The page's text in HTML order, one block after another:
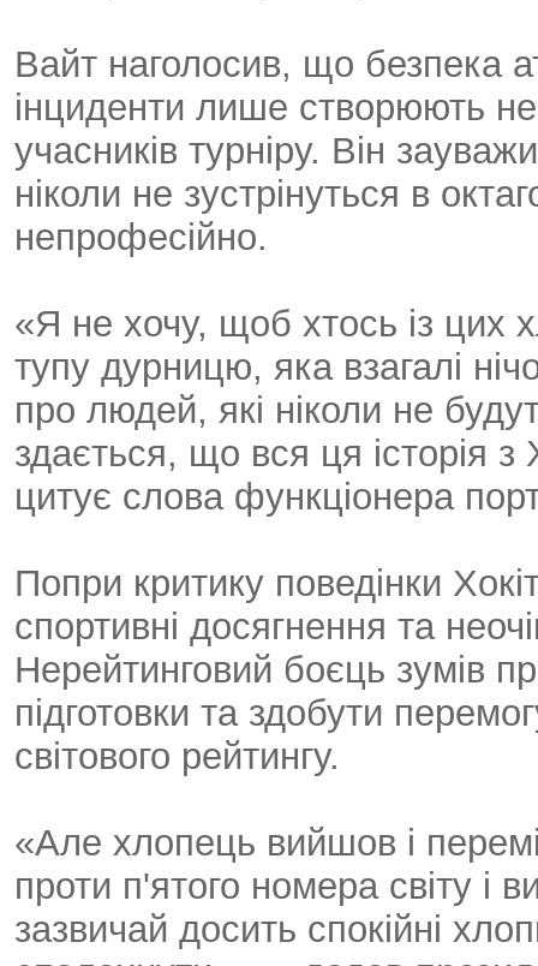
Вайт наголосив, що безпека
інциденти лише створюють
учасників турніру. Він
ніколи не зустрінуться в
непрофесійно.
«Я не хочу, щоб хтось із цих
тупу дурницю, яка взагалі
про людей, які ніколи не
здається, що вся ця історія
цитує слова функціонера
Попри критику поведінки
спортивні досягнення та
Нерейтинговий боєць зумів
підготовки та здобути
світового рейтингу.
«Але хлопець вийшов і
проти п'ятого номера світу і
зазвичай досить спокійні